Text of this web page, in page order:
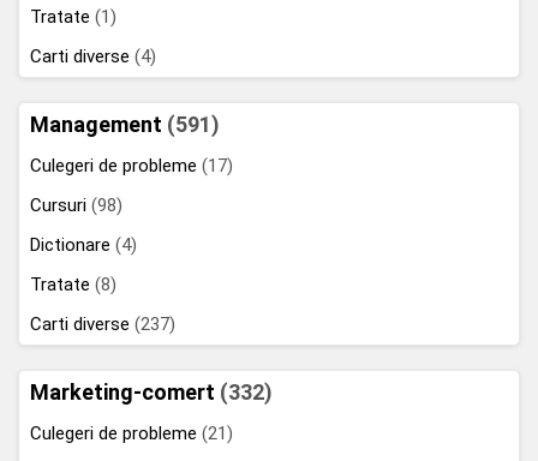
Tratate (1)
Carti diverse (4)
Management (591)
Culegeri de probleme (17)
Cursuri (98)
Dictionare (4)
Tratate (8)
Carti diverse (237)
Marketing-comert (332)
Culegeri de probleme (21)